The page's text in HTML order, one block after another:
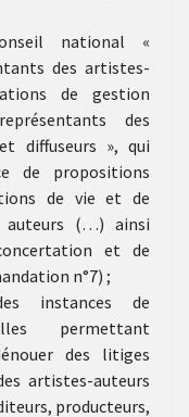
national «
des artistes-
de gestion
des
diffuseurs », qui
de propositions
de vie et de
auteurs (…) ainsi
et de
n°7) ;
instances de
permettant
des litiges
artistes-auteurs
producteurs,